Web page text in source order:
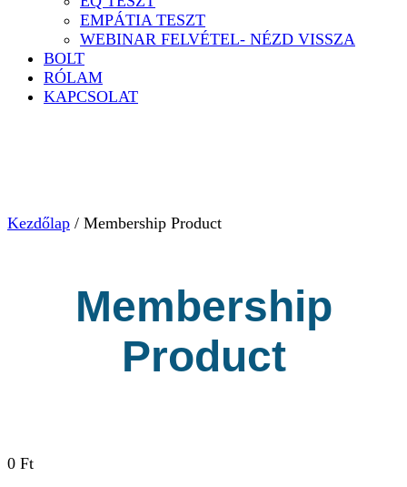
EMPÁTIA TESZT
WEBINAR FELVÉTEL- NÉZD VISSZA
BOLT
RÓLAM
KAPCSOLAT
Kezdőlap / Membership Product
Membership
Product
0 Ft